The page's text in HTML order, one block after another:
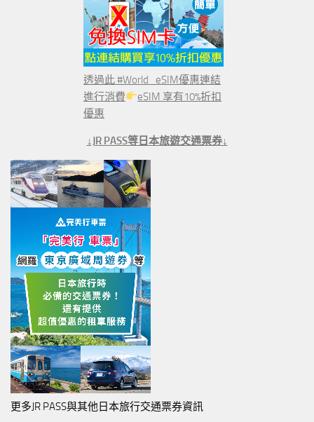
透過此 #World_eSIM優惠連結
進行消費
eSIM 享有10%折扣
優惠
↓JR PASS等日本旅遊交通票券↓
更多JR PASS與其他日本旅行交通票券資訊